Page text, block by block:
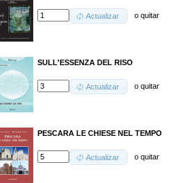
Actualizar oquitar
SULL'ESSENZA DEL RISO
Actualizar oquitar
PESCARA LE CHIESE NEL TEMPO
Actualizar oquitar